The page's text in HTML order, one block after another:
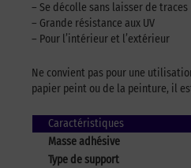
– Se décolle sans laisser de traces
– Grande résistance aux UV
– Pour l’intérieur et l’extérieur
Ne convient pas pour une
papier peint ou de la peinture, il
Caractéristiques
Masse adhésive
Type de support